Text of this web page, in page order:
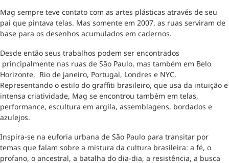
Mag sempre teve contato com as artes plásticas através de seu
pai que pintava telas. Mas somente em 2007, as ruas serviram de
base para os desenhos acumulados em cadernos.
Desde então seus trabalhos podem ser encontrados
principalmente nas ruas de São Paulo, mas também em Belo
Horizonte, Rio de janeiro, Portugal, Londres e NYC.
Representando o estilo do graffiti brasileiro, que usa da intuição e
intensa criatividade, Mag se encontrou também em telas,
performance, escultura em argila, assemblagens, bordados e
azulejos.
Inspira-se na euforia urbana de São Paulo para transitar por
temas que falam sobre a mistura da cultura brasileira: a fé, o
profano, o ancestral, a batalha do dia-dia, a resistência, a busca